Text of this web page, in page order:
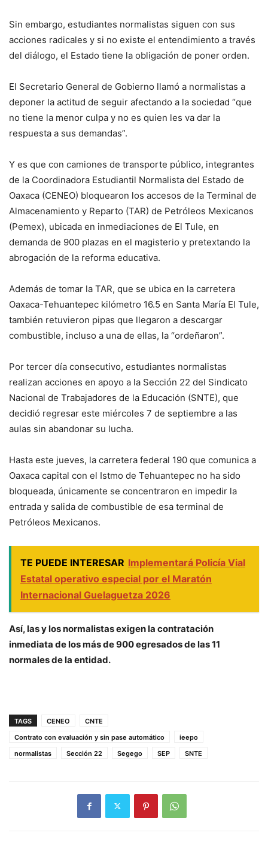
Sin embargo, estudiantes normalistas siguen con sus
acciones radicales y si no existe el entendimiento a través
del diálogo, el Estado tiene la obligación de poner orden.
El Secretario General de Gobierno llamó a normalistas a
deponer la actitud de seguir afectando a la sociedad “que
no tiene la menor culpa y no es quien les va dar la
respuesta a sus demandas”.
Y es que con camiones de transporte público, integrantes
de la Coordinadora Estudiantil Normalista del Estado de
Oaxaca (CENEO) bloquearon los accesos de la Terminal de
Almacenamiento y Reparto (TAR) de Petróleos Mexicanos
(Pemex), ubicada en inmediaciones de El Tule, en
demanda de 900 plazas en el magisterio y pretextando la
abrogación de la reforma educativa.
Además de tomar la TAR, que se ubica en la carretera
Oaxaca-Tehuantepec kilómetro 16.5 en Santa María El Tule,
también retuvieron pipas que llegaron a descargar
combustible, incluso a una de ellas, la “ordeñaron”.
Por tercer día consecutivo, estudiantes normalistas
realizan acciones en apoyo a la Sección 22 del Sindicato
Nacional de Trabajadores de la Educación (SNTE), que
decidió regresar este miércoles 7 de septiembre a las
aulas sin abandonar su lucha.
Hasta este jueves, la carretera federal 190 que comunica a
Oaxaca capital con el Istmo de Tehuantepec no ha sido
bloqueada, únicamente se concentraron en impedir la
entrada y salida de combustible de esa terminal de
Petróleos Mexicanos.
TE PUEDE INTERESAR Implementará Policía Vial
Estatal operativo especial por el Maratón
Internacional Guelaguetza 2026
Así, las y los normalistas exigen la contratación
inmediata de los más de 900 egresados de las 11
normales de la entidad.
TAGS CENEO
CNTE
Contrato con evaluación y sin pase automático
ieepo
normalistas
Sección 22 Segego SEP SNTE